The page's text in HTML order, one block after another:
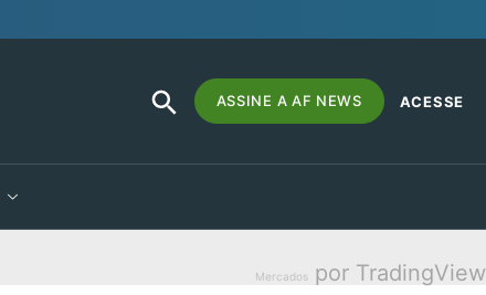
Search
for:
SEARCH
BUTTON
ASSINE A AF NEWS ACESSE
Mercados por TradingView